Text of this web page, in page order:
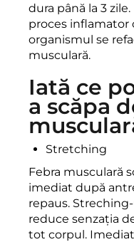
dura până la 3
proces inflamator
organismul se
musculară.
Iată ce
a scăpa
Stretching
Febra musculară
imediat după
repaus.
reduce senzația
tot corpul.